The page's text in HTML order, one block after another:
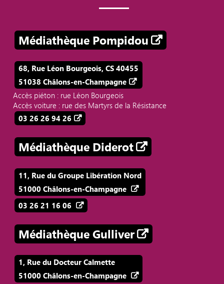
Médiathèque Pompidou
68, Rue Léon Bourgeois, CS 40455
51038 Châlons-en-Champagne
Accès piéton : rue Léon Bourgeois
Accès voiture : rue des Martyrs de la Résistance
03 26 26 94 26
Médiathèque Diderot
11, Rue du Groupe Libération Nord
51000 Châlons-en-Champagne
03 26 21 16 06
Médiathèque Gulliver
1, Rue du Docteur Calmette
51000 Châlons-en-Champagne